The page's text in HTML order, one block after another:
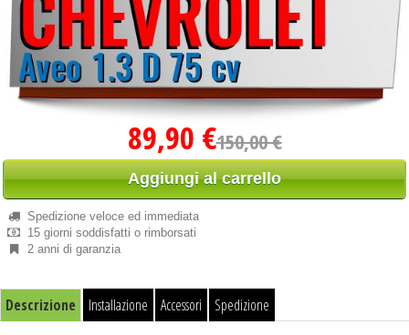
89,90 €150,00 €
Aggiungi al carrello
Spedizione veloce ed immediata
15 giorni soddisfatti o rimborsati
2 anni di garanzia
Descrizione Installazione Accessori Spedizione